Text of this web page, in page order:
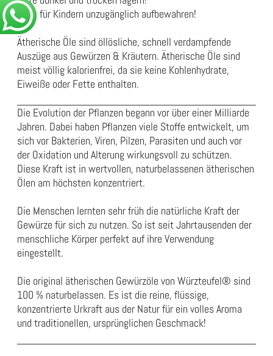
Bitte für Kindern unzugänglich aufbewahren!
Ätherische Öle sind öllösliche, schnell verdampfende
Auszüge aus Gewürzen & Kräutern. Ätherische Öle sind
meist völlig kalorienfrei, da sie keine Kohlenhydrate,
Eiweiße oder Fette enthalten.
Die Evolution der Pflanzen begann vor über einer Milliarde
Jahren. Dabei haben Pflanzen viele Stoffe entwickelt, um
sich vor Bakterien, Viren, Pilzen, Parasiten und auch vor
der Oxidation und Alterung wirkungsvoll zu schützen.
Diese Kraft ist in wertvollen, naturbelassenen ätherischen
Ölen am höchsten konzentriert.
Die Menschen lernten sehr früh die natürliche Kraft der
Gewürze für sich zu nutzen. So ist seit Jahrtausenden der
menschliche Körper perfekt auf ihre Verwendung
eingestellt.
Die original ätherischen Gewürzöle von Würzteufel® sind
100 % naturbelassen. Es ist die reine, flüssige,
konzentrierte Urkraft aus der Natur für ein volles Aroma
und traditionellen, ursprünglichen Geschmack!